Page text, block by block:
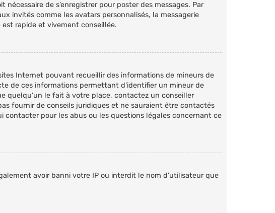
de s’enregistrer pour poster des messages. Par
invités comme les avatars personnalisés, la messagerie
est rapide et vivement conseillée.
Internet pouvant recueillir des informations de mineurs de
de ces informations permettant d’identifier un mineur de
quelqu’un le fait à votre place, contactez un conseiller
fournir de conseils juridiques et ne sauraient être contactés
contacter pour les abus ou les questions légales concernant ce
avoir banni votre IP ou interdit le nom d’utilisateur que